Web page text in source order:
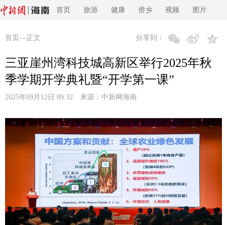
首页 旅游 健康 侨乡 视频 图片
首页 —正文 分享到：
三亚崖州湾科技城高新区举行2025年秋
季学期开学典礼暨“开学第一课”
2025年09月12日 09:32 来源： 中新网海南